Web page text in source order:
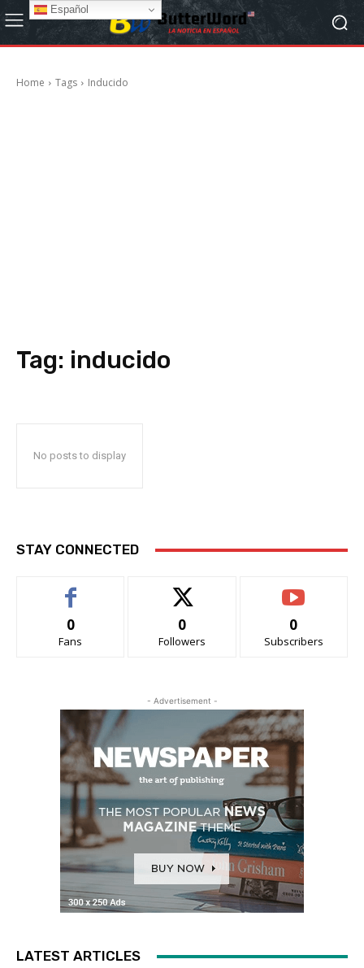
Home Tags Inducido
Tag: inducido
No posts to display
STAY CONNECTED
0
Fans
0
Followers
0
Subscribers
- Advertisement -
LATEST ARTICLES
Español